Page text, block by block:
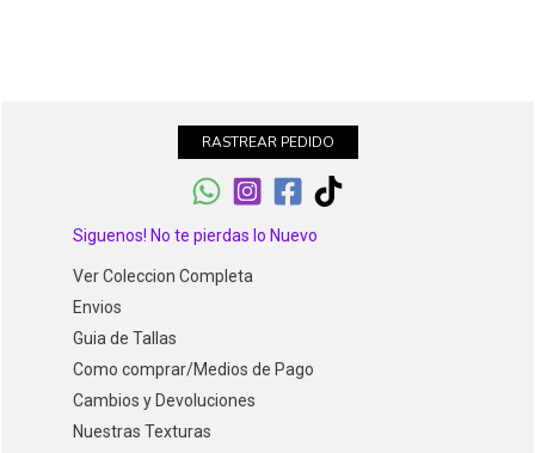
RASTREAR PEDIDO
Siguenos! No te pierdas lo Nuevo
Ver Coleccion Completa
Envios
Guia de Tallas
Como comprar/Medios de Pago
Cambios y Devoluciones
Nuestras Texturas